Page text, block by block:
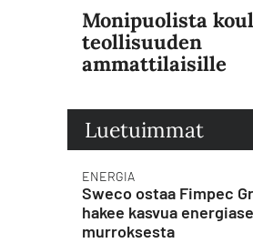
Monipuolista
teollisuuden
ammattilaisille
Luetuimmat
ENERGIA
Sweco ostaa Fimpec
hakee kasvua
murroksesta